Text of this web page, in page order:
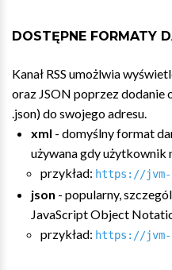
DOSTĘPNE FORMATY
Kanał RSS umożlwia
oraz JSON poprzez dodanie
.json) do swojego adresu.
xml - domyślny format
używana gdy użytkownik
przykład: https://jvm-
json - popularny,
JavaScript Object
przykład: https://jvm-